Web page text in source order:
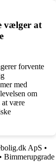
vælger at
forvente
med
om
at være
ApS •
• Bimmerupgrade